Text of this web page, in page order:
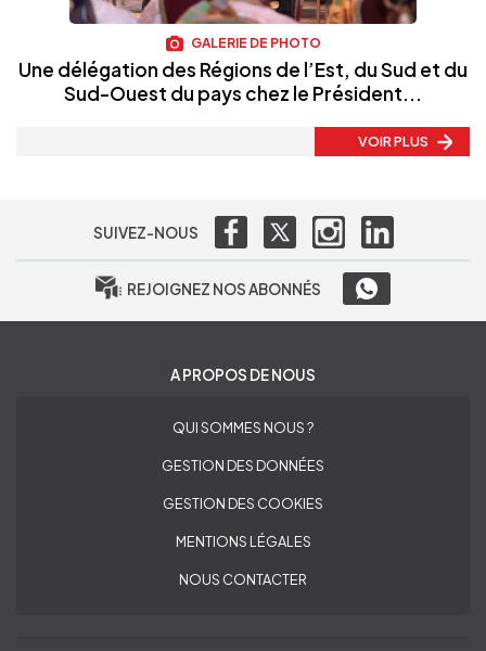
GALERIE DE PHOTO
Une délégation des Régions de l’Est, du Sud et du
Sud-Ouest du pays chez le Président...
VOIR PLUS
SUIVEZ-NOUS
REJOIGNEZ NOS ABONNÉS
A PROPOS DE NOUS
QUI SOMMES NOUS ?
GESTION DES DONNÉES
GESTION DES COOKIES
MENTIONS LÉGALES
NOUS CONTACTER